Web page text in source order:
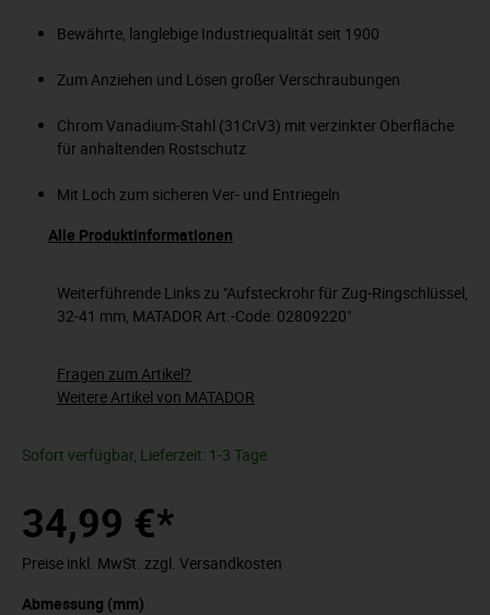
Bewährte, langlebige Industriequalität seit 1900
Zum Anziehen und Lösen großer Verschraubungen
Chrom Vanadium-Stahl (31CrV3) mit verzinkter Oberfläche
für anhaltenden Rostschutz
Mit Loch zum sicheren Ver- und Entriegeln
Alle Produktinformationen
Weiterführende Links zu "Aufsteckrohr für Zug-Ringschlüssel,
32-41 mm, MATADOR Art.-Code: 02809220"
Fragen zum Artikel?
Weitere Artikel von MATADOR
Sofort verfügbar, Lieferzeit: 1-3 Tage
34,99 €*
Preise inkl. MwSt. zzgl. Versandkosten
Abmessung (mm)